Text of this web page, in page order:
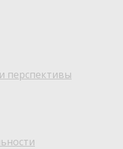
перспективы